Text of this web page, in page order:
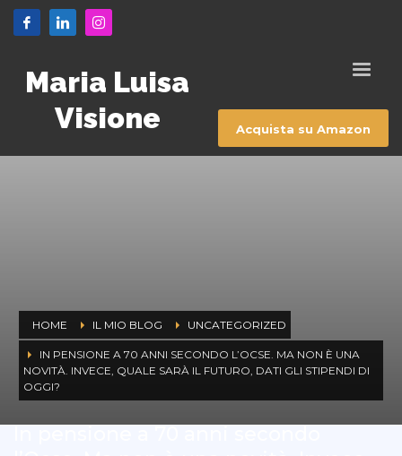
Maria Luisa
Visione
Acquista su Amazon
HOME IL MIO BLOG UNCATEGORIZED
IN PENSIONE A 70 ANNI SECONDO L’OCSE. MA NON È UNA
NOVITÀ. INVECE, QUALE SARÀ IL FUTURO, DATI GLI STIPENDI DI
OGGI?